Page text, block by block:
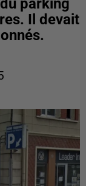
parking
Il devait